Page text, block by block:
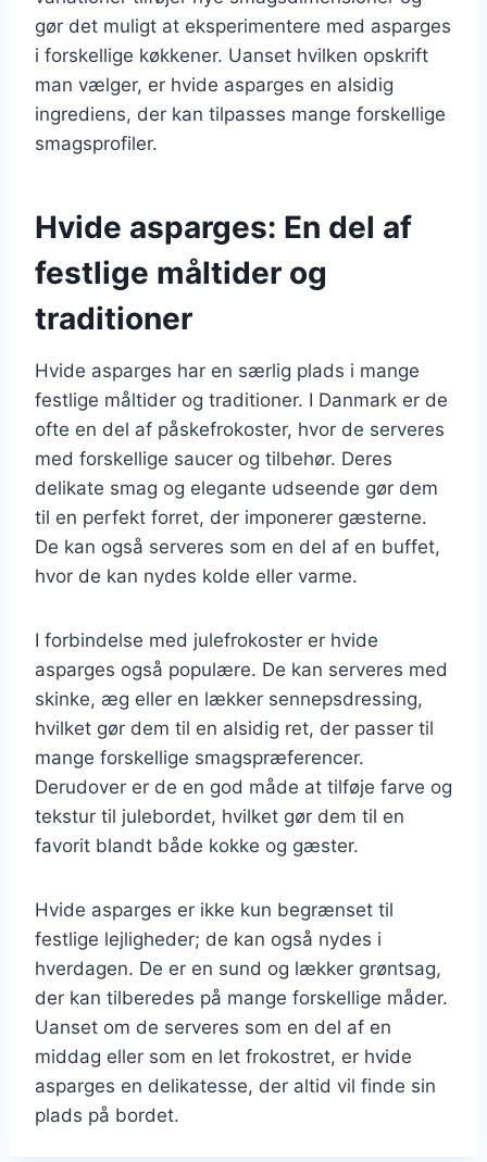
gør det muligt at eksperimentere med asparges
i forskellige køkkener. Uanset hvilken opskrift
man vælger, er hvide asparges en alsidig
ingrediens, der kan tilpasses mange forskellige
smagsprofiler.
Hvide asparges: En del af
festlige måltider og
traditioner
Hvide asparges har en særlig plads i mange
festlige måltider og traditioner. I Danmark er de
ofte en del af påskefrokoster, hvor de serveres
med forskellige saucer og tilbehør. Deres
delikate smag og elegante udseende gør dem
til en perfekt forret, der imponerer gæsterne.
De kan også serveres som en del af en buffet,
hvor de kan nydes kolde eller varme.
I forbindelse med julefrokoster er hvide
asparges også populære. De kan serveres med
skinke, æg eller en lækker sennepsdressing,
hvilket gør dem til en alsidig ret, der passer til
mange forskellige smagspræferencer.
Derudover er de en god måde at tilføje farve og
tekstur til julebordet, hvilket gør dem til en
favorit blandt både kokke og gæster.
Hvide asparges er ikke kun begrænset til
festlige lejligheder; de kan også nydes i
hverdagen. De er en sund og lækker grøntsag,
der kan tilberedes på mange forskellige måder.
Uanset om de serveres som en del af en
middag eller som en let frokostret, er hvide
asparges en delikatesse, der altid vil finde sin
plads på bordet.